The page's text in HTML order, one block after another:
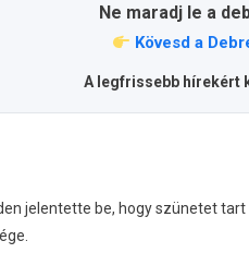
Ne maradj le a
Kövesd a
A legfrissebb hírekért
jelentette be, hogy szünetet